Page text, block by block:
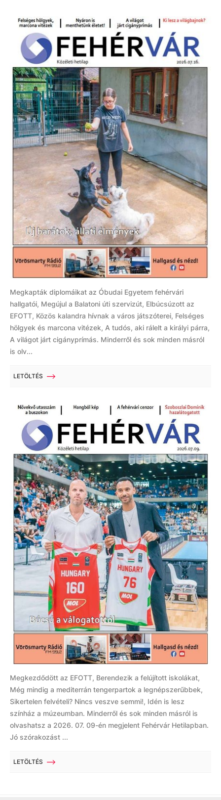
Megkapták diplomáikat az Óbudai Egyetem fehérvári
hallgatói, Megújul a Balatoni úti szervizút, Elbúcsúzott az
EFOTT, Közös kalandra hívnak a város játszóterei, Felséges
hölgyek és marcona vitézek, A tudós, aki rálelt a királyi párra,
A világot járt cigányprímás. Minderről és sok minden másról
is olv...
LETÖLTÉS
Megkezdődött az EFOTT, Berendezik a felújított iskolákat,
Még mindig a mediterrán tengerpartok a legnépszerűbbek,
Sikertelen felvételi? Nincs veszve semmi!, Idén is lesz
színház a múzeumban. Minderről és sok minden másról is
olvashatsz a 2026. 07. 09-én megjelent Fehérvár Hetilapban.
Jó szórakozást ...
LETÖLTÉS